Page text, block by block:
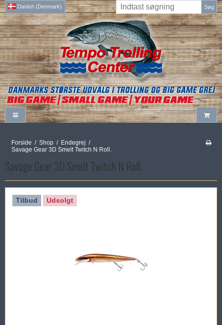
Danish (Denmark) Søg
Forside / Shop / Endegrej /
Savage Gear 3D Smelt Twitch N Roll.
Savage Gear 3D Smelt Twitch N Roll.
Tilbud Udsolgt